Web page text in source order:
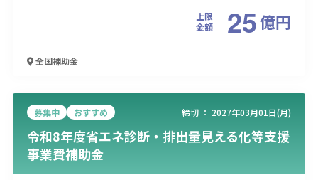
上限
金額
25億円
全国補助金
募集中 おすすめ 締切 ： 2027年03月01日(月)
令和8年度省エネ診断・排出量見える化等支援
事業費補助金